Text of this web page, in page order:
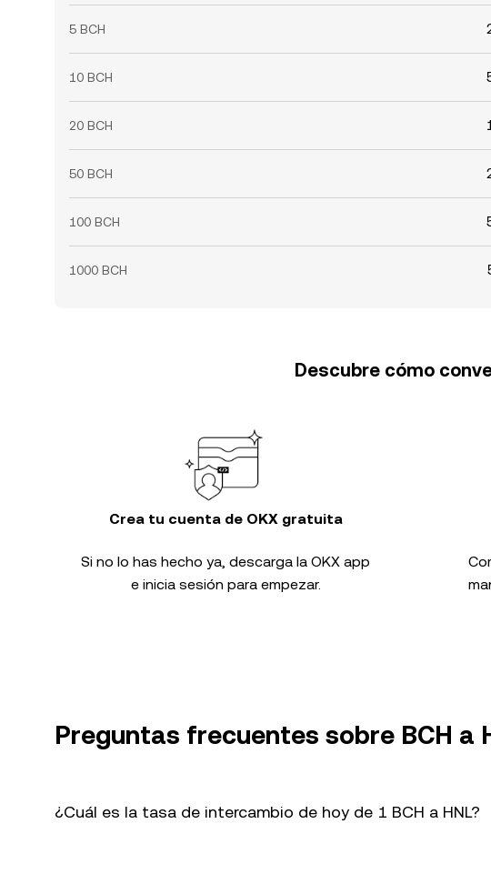
5 BCH
10 BCH
20 BCH
50 BCH
100 BCH
1000 BCH
Descubre cómo
Crea tu cuenta de OKX gratuita
Si no lo has hecho ya, descarga la OKX app
e inicia sesión para empezar.
Preguntas frecuentes sobre BCH a
¿Cuál es la tasa de intercambio de hoy de 1 BCH a HNL?